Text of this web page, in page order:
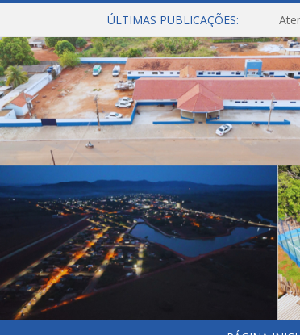
ÚLTIMAS PUBLICAÇÕES: